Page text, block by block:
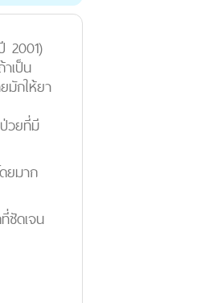
2001)
เป็น
มักให้ยา
วยที่มี
ยมาก
ชัดเจน